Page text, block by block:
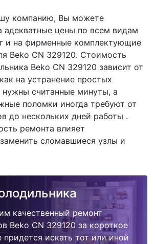
компанию, Вы можете
адекватные цены по всем видам
и на фирменные комплектующие
Beko CN 329120. Стоимость
Beko CN 329120 зависит от
на устранение простых
нужны считанные минуты, а
поломки иногда требуют от
до нескольких дней работы .
ремонта влияет
сломавшиеся узлы и
качественный ремонт
Beko CN 329120 за короткое
искать тот или иной